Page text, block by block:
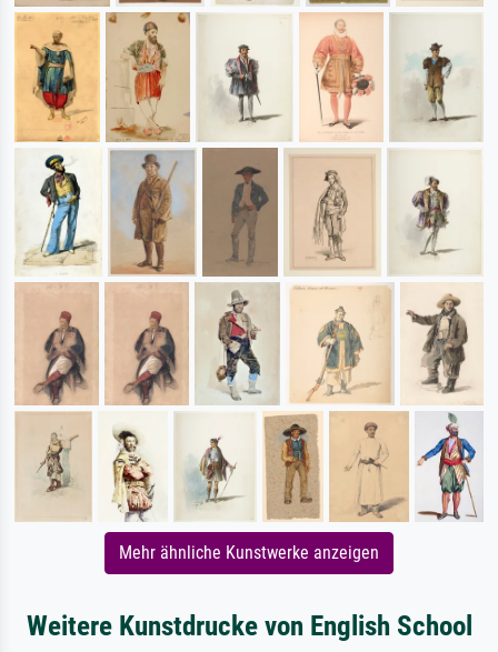
Mehr ähnliche Kunstwerke anzeigen
Weitere Kunstdrucke von English School